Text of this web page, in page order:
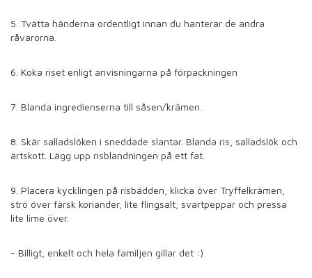
5. Tvätta händerna ordentligt innan du hanterar de andra
råvarorna.
6. Koka riset enligt anvisningarna på förpackningen
7. Blanda ingredienserna till såsen/krämen.
8. Skär salladslöken i sneddade slantar. Blanda ris, salladslök och
ärtskott. Lägg upp risblandningen på ett fat.
9. Placera kycklingen på risbädden, klicka över Tryffelkrämen,
strö över färsk koriander, lite flingsalt, svartpeppar och pressa
lite lime över.
- Billigt, enkelt och hela familjen gillar det :)